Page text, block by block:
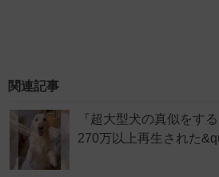
関連記事
『超大型犬の真似をす
270万以上再生された